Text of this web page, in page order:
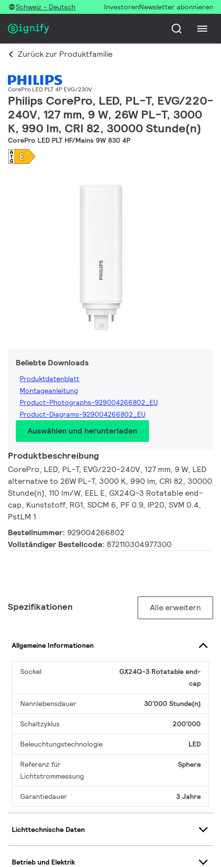
Schweiz - Deutsch InvestorenNewsletter abonnieren
Zurück zur Produktfamilie
CorePro LED PLT 4P EVG/230V
Philips CorePro, LED, PL-T, EVG/220-
240V, 127 mm, 9 W, 26W PL-T, 3000
K, 990 lm, CRI 82, 30000 Stunde(n)
CorePro LED PLT HF/Mains 9W 830 4P
Beliebte Downloads
Produktdatenblatt
Montageanleitung
Product-Photographs-929004266802_EU
Product-Diagrams-929004266802_EU
Auswählen und herunterladen
Produktbeschreibung
CorePro, LED, PL-T, EVG/220-240V, 127 mm, 9 W, LED
alternative to 26W PL-T, 3000 K, 990 lm, CRI 82, 30000
Stunde(n), 110 lm/W, EEL E, GX24Q-3 Rotatable end-
cap, Kunststoff, RG1, SDCM 6, PF 0.9, IP20, SVM 0.4,
PstLM 1
Bestellnummer: 929004266802
Vollständiger Bestellcode: 872110304977300
Spezifikationen Alle erweitern
Allgemeine Informationen
Sockel
GX24Q-3 Rotatable end-
cap
Nennlebensdauer 30'000 Stunde(n)
Schaltzyklus 200'000
Beleuchtungstechnologie LED
Referenz für
Lichtstrommessung
Sphere
Garantiedauer 3 Jahre
Lichttechnische Daten
Betrieb und Elektrik